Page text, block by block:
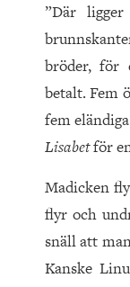
”Där
bröder, för
betalt. Fem
fem
Lisabetför
Madicken
flyr och
snäll att
Kanske